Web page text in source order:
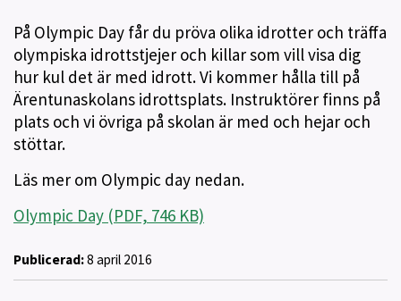
På Olympic Day får du pröva olika idrotter och träffa
olympiska idrottstjejer och killar som vill visa dig
hur kul det är med idrott. Vi kommer hålla till på
Ärentunaskolans idrottsplats. Instruktörer finns på
plats och vi övriga på skolan är med och hejar och
stöttar.
Läs mer om Olympic day nedan.
Olympic Day (PDF, 746 KB)
Publicerad:8 april 2016